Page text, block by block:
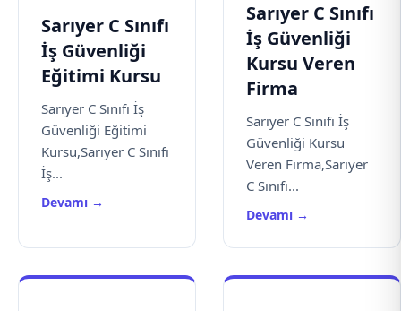
Sarıyer C Sınıfı
İş Güvenliği
Eğitimi Kursu
Sarıyer C Sınıfı İş
Güvenliği Eğitimi
Kursu,Sarıyer C Sınıfı
İş...
Devamı →
Sarıyer C Sınıfı
İş Güvenliği
Kursu Veren
Firma
Sarıyer C Sınıfı İş
Güvenliği Kursu
Veren Firma,Sarıyer
C Sınıfı...
Devamı →